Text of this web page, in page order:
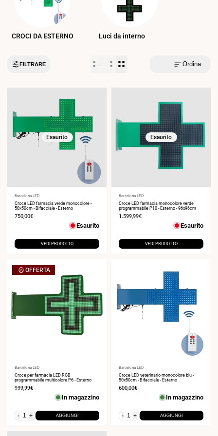
CROCI DA ESTERNO Luci da interno
FILTRARE Ordina
Esaurito
Fornitore:
Barcelona LED
Croce LED farmacia verde monocolore -
50x50cm - Bifacciale - Esterno
Prezzo
750,00€
Esaurito
VEDI PRODOTTO
Esaurito
Fornitore:
Barcelona LED
Croce LED farmacia monocolore verde
programmabile P10 - Esterno - 96x96cm
Prezzo
1.599,99€
Esaurito
VEDI PRODOTTO
OFFERTA
Fornitore:
Barcelona LED
Croce per farmacia LED RGB
programmabile multicolore P6 - Esterno
Prezzo
999,99€
In magazzino
- + AGGIUNGI
Fornitore:
Barcelona LED
Croce LED veterinario monocolore blu -
50x50cm - Bifacciale - Esterno
Prezzo
600,00€
In magazzino
- + AGGIUNGI